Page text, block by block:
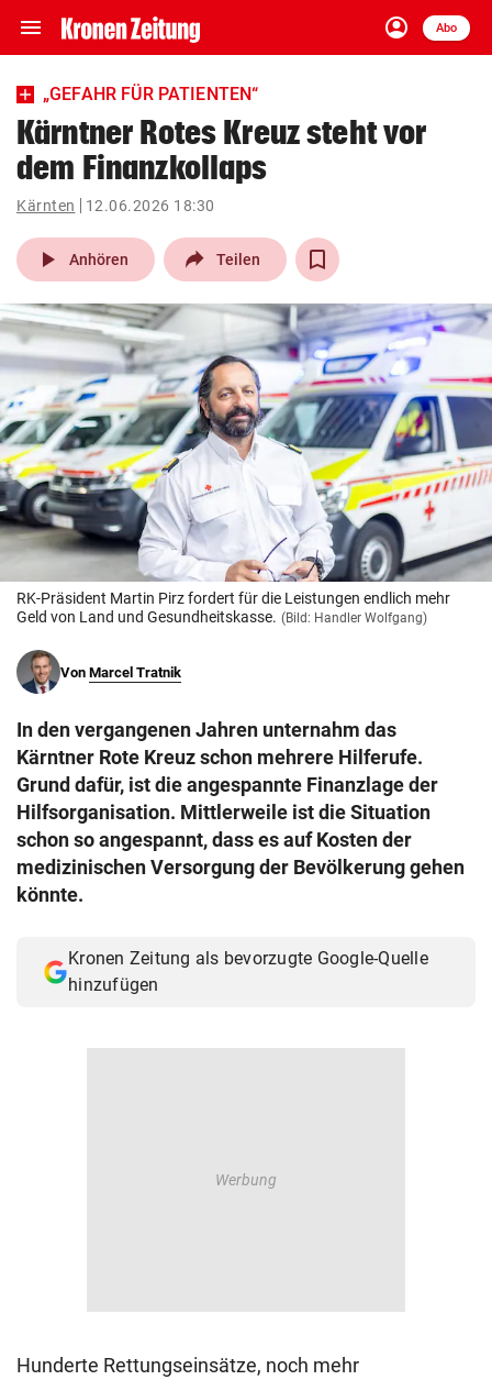
menu Navigation
ein-/ausklappen
account_circle
Anmelden
Abo
close Schließen
account_circle Anmelden
pin_drop
Wien arrow_right
bookmark
search
Suchbegriff
eingeben
© Krone Multimedia GmbH & Co KG 2026
Muthgasse 2, 1190 Wien
„GEFAHR FÜR PATIENTEN“
Kärntner Rotes Kreuz steht vor
dem Finanzkollaps
Kärnten 12.06.2026 18:30
play_arrow Anhören Teilen
RK-Präsident Martin Pirz fordert für die Leistungen endlich mehr
Geld von Land und Gesundheitskasse. (Bild: Handler Wolfgang)
Von Marcel Tratnik
In den vergangenen Jahren unternahm das
Kärntner Rote Kreuz schon mehrere Hilferufe.
Grund dafür, ist die angespannte Finanzlage der
Hilfsorganisation. Mittlerweile ist die Situation
schon so angespannt, dass es auf Kosten der
medizinischen Versorgung der Bevölkerung gehen
könnte.
Kronen Zeitung als bevorzugte Google-Quelle
hinzufügen
Hunderte Rettungseinsätze, noch mehr